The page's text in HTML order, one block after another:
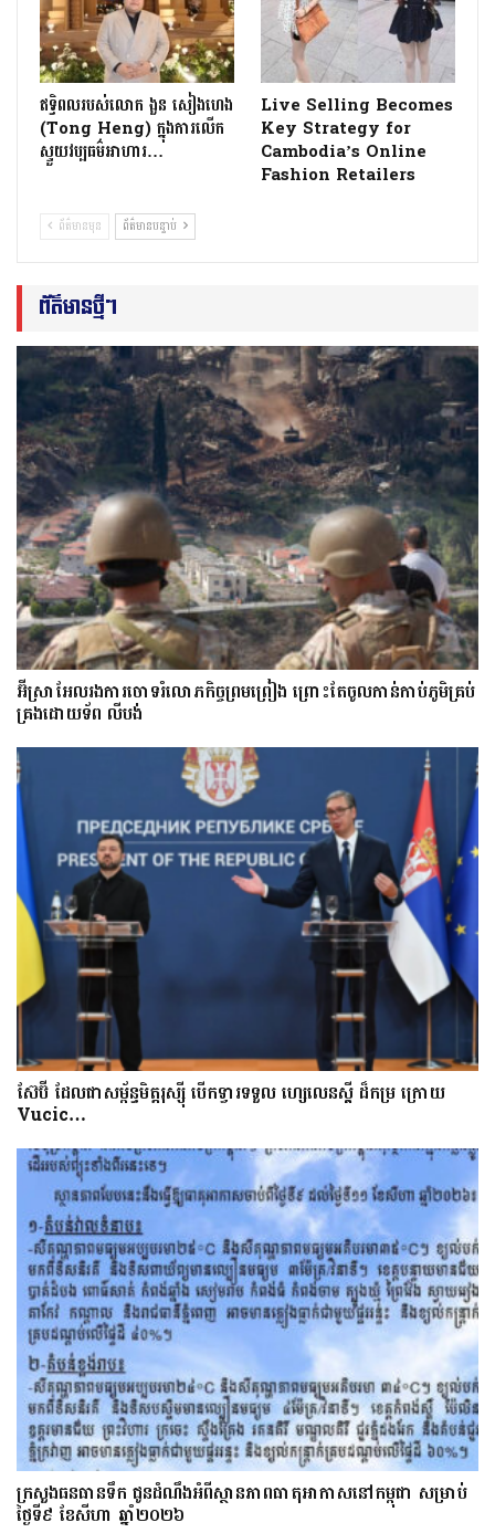
ឥទ្ធិពលរបស់លោក ងួន សៀងហេង
(Tong Heng) ក្នុងការលើក
ស្ទួយវប្បធម៌អាហារ…
Live Selling Becomes
Key Strategy for
Cambodia’s Online
Fashion Retailers
ព័ត៌មានមុន ព័ត៌មានបន្ទាប់
ព័ត៌មានថ្មីៗ
អ៊ីស្រាអែលរង​ការ​ចោទ​​រំលោភកិច្ចព្រមព្រៀង ព្រោះតែ​​ចូល​កាន់​កាប់​ភូមិគ្រប់
គ្រងដោយទ័ព លីបង់
ស៊ែប៊ី​ ដែល​ជា​សម្ព័ន្ធមិត្តរុស្ស៊ី បើក​ទ្វារទទួល​ ហ្សេលេនស្គី​​ ដ៏​កម្រ ក្រោយ
Vucic…
ក្រសួងធនធានទឹក ជូនដំណឹងអំពីស្ថានភាពធាតុអាកាសនៅកម្ពុជា សម្រាប់
ថ្ងៃទី៩ ខែសីហា ឆ្នាំ២០២៦